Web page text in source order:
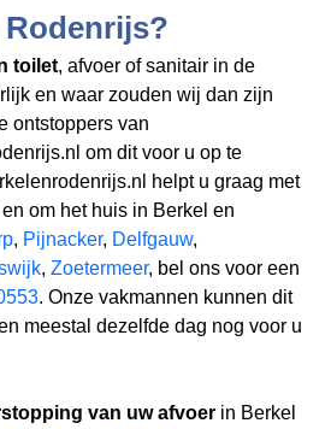
Rodenrijs?
toilet, afvoer of sanitair in de
en waar zouden wij dan zijn
ontstoppers van
om dit voor u op te
helpt u graag met
om het huis in Berkel en
, Pijnacker, Delfgauw,
, Zoetermeer, bel ons voor een
. Onze vakmannen kunnen dit
meestal dezelfde dag nog voor u
van uw afvoerin Berkel